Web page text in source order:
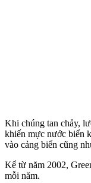
Khi chúng tan chảy,
khiến mực nước biển
vào cảng biển cũng
Kể từ năm 2002,
mỗi năm.